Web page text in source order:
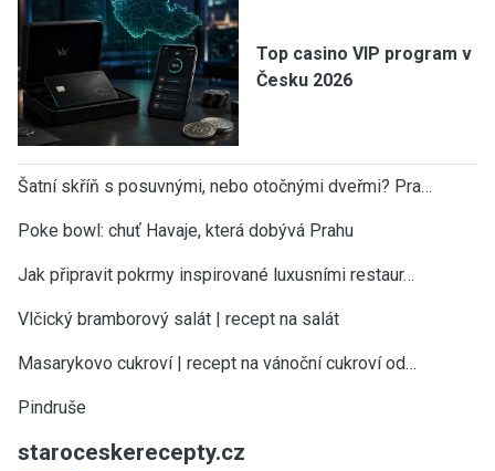
Top casino VIP program v
Česku 2026
Šatní skříň s posuvnými, nebo otočnými dveřmi? Pra…
Poke bowl: chuť Havaje, která dobývá Prahu
Jak připravit pokrmy inspirované luxusními restaur…
Vlčický bramborový salát | recept na salát
Masarykovo cukroví | recept na vánoční cukroví od…
Pindruše
staroceskerecepty.cz